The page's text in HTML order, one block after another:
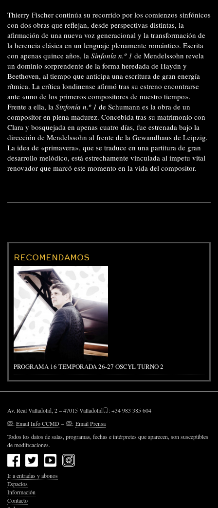
Thierry Fischer continúa su recorrido por los comienzos sinfónicos
con dos obras que reflejan, desde perspectivas distintas, la
afirmación de una nueva voz generacional y la transformación de
la herencia clásica en un lenguaje plenamente romántico. Escrita
con apenas quince años, la Sinfonía n.º 1 de Mendelssohn revela
un dominio sorprendente de la forma heredada de Haydn y
Beethoven, al tiempo que anticipa una escritura de gran energía
rítmica. La crítica londinense afirmó tras su estreno encontrarse
ante «uno de los primeros compositores de nuestro tiempo».
Frente a ella, la Sinfonía n.º 1 de Schumann es la obra de un
compositor en plena madurez. Concebida tras su matrimonio con
Clara y bosquejada en apenas cuatro días, fue estrenada bajo la
dirección de Mendelssohn al frente de la Gewandhaus de Leipzig.
La idea de «primavera», que se traduce en una partitura de gran
desarrollo melódico, está estrechamente vinculada al ímpetu vital
renovador que marcó este momento en la vida del compositor.
RECOMENDAMOS
PROGRAMA 16 TEMPORADA 26-27 OSCYL TURNO 2
Av. Real Valladolid, 2 – 47015 Valladolid
: +34 983 385 604
:Email Info CCMD – : Email Prensa
Todos los datos de salas, programas, fechas e intérpretes que aparecen, son susceptibles
de modificaciones.
Ir a entradas y abonos
Espacios
Información
Contacto